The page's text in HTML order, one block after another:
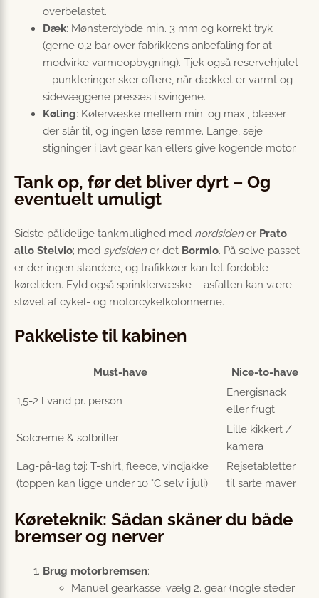
overbelastet.
Dæk: Mønsterdybde min. 3 mm og korrekt tryk
(gerne 0,2 bar over fabrikkens anbefaling for at
modvirke varmeopbygning). Tjek også reservehjulet
– punkteringer sker oftere, når dækket er varmt og
sidevæggene presses i svingene.
Køling: Kølervæske mellem min. og max., blæser
der slår til, og ingen løse remme. Lange, seje
stigninger i lavt gear kan ellers give kogende motor.
Tank op, før det bliver dyrt – Og
eventuelt umuligt
Sidste pålidelige tankmulighed mod nordsiden er Prato
allo Stelvio; mod sydsiden er det Bormio. På selve passet
er der ingen standere, og trafikkøer kan let fordoble
køretiden. Fyld også sprinklervæske – asfalten kan være
støvet af cykel- og motorcykelkolonnerne.
Pakkeliste til kabinen
Must-have Nice-to-have
1,5-2 l vand pr. person
Energi­snack
eller frugt
Solcreme & solbriller
Lille kikker­t /
kamera
Lag-på-lag tøj: T-shirt, fleece, vindjakke
(toppen kan ligge under 10 °C selv i juli)
Rejsetabletter
til sarte maver
Køreteknik: Sådan skåner du både
bremser og nerver
Brug motorbremsen:
Manuel gearkasse: vælg 2. gear (nogle steder